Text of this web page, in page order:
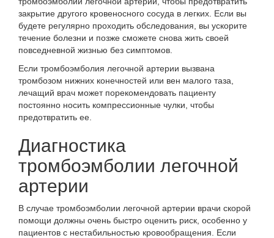
закрытие другого кровеносного сосуда в легких. Если вы
будете регулярно проходить обследования,
вы ускорите
течение болезни и позже сможете снова жить своей
повседневной жизнью без симптомов.
Если тромбоэмболия легочной артерии вызвана
тромбозом нижних конечностей или вен малого таза,
лечащий врач может порекомендовать пациенту
постоянно носить компрессионные чулки, чтобы
предотвратить ее.
Диагностика
тромбоэмболии легочной
артерии
В случае тромбоэмболии легочной артерии врачи скорой
помощи должны очень быстро оценить риск, особенно у
пациентов с нестабильностью кровообращения. Если